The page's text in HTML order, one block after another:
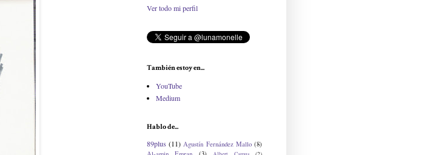
Ver todo mi perfil
También estoy en...
YouTube
Medium
Hablo de...
89plus (11) Agustín Fernández Mallo (8)